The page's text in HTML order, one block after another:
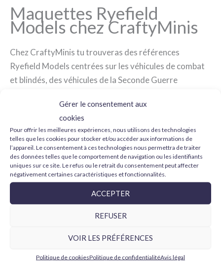
Gérer le consentement aux
cookies
Pour offrir les meilleures expériences, nous utilisons des technologies
telles que les cookies pour stocker et/ou accéder aux informations de
l’appareil. Le consentement à ces technologies nous permettra de traiter
des données telles que le comportement de navigation ou les identifiants
uniques sur ce site. Le refus ou le retrait du consentement peut affecter
négativement certaines caractéristiques et fonctionnalités.
ACCEPTER
REFUSER
VOIR LES PRÉFÉRENCES
Politique de cookiesPolitique de confidentialitéAvis légal
Maquettes Ryefield
Models chez CraftyMinis
Chez CraftyMinis tu trouveras des références
Ryefield Models centrées sur les véhicules de combat
et blindés, des véhicules de la Seconde Guerre
travailler le montage, la peinture militaire, les effets de
vieillissement, la boue, la poussière et l’usure.
Échelle 1/35 :l’une des échelles les plus
courantes en modélisme militaire.
Chars détaillés :pièces pensées pour
reproduire formes, roues, chenilles, tourelle et
armement avec un bon niveau de détail.
Idéal pour le weathering :
bien avec apprêts, peintures militaires, lavis,